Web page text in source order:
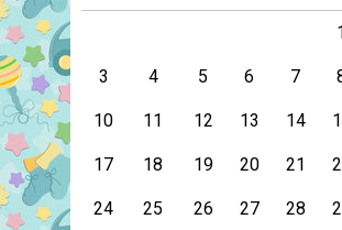
3 4 5 6 7
10 11 12 13 14
17 18 19 20 21
24 25 26 27 28